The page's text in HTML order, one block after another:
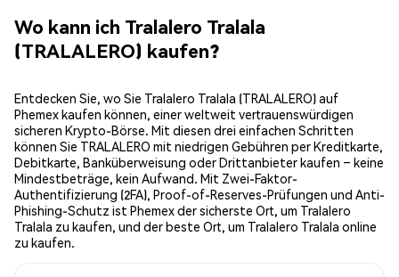
Wo kann ich Tralalero Tralala
(TRALALERO) kaufen?
Entdecken Sie, wo Sie Tralalero Tralala (TRALALERO) auf
Phemex kaufen können, einer weltweit vertrauenswürdigen
sicheren Krypto-Börse. Mit diesen drei einfachen Schritten
können Sie TRALALERO mit niedrigen Gebühren per Kreditkarte,
Debitkarte, Banküberweisung oder Drittanbieter kaufen – keine
Mindestbeträge, kein Aufwand. Mit Zwei-Faktor-
Authentifizierung (2FA), Proof-of-Reserves-Prüfungen und Anti-
Phishing-Schutz ist Phemex der sicherste Ort, um Tralalero
Tralala zu kaufen, und der beste Ort, um Tralalero Tralala online
zu kaufen.